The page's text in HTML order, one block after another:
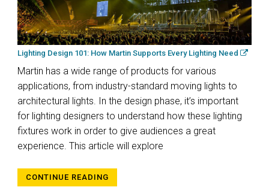
Lighting Design 101: How Martin Supports Every Lighting Need
Martin has a wide range of products for various
applications, from industry-standard moving lights to
architectural lights. In the design phase, it’s important
for lighting designers to understand how these lighting
fixtures work in order to give audiences a great
experience. This article will explore
CONTINUE READING